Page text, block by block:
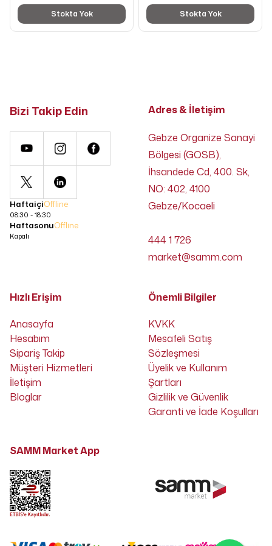
Stokta Yok Stokta Yok
Bizi Takip Edin
HaftaiçiOffline
08:30 - 18:30
HaftasonuOffline
Kapalı
Adres & İletişim
Gebze Organize Sanayi
Bölgesi (GOSB),
İhsandede Cd, 400. Sk,
NO: 402, 4100
Gebze/Kocaeli
444 1 726
market@samm.com
Hızlı Erişim
Anasayfa
Hesabım
Sipariş Takip
Müşteri Hizmetleri
İletişim
Bloglar
Önemli Bilgiler
KVKK
Mesafeli Satış
Sözleşmesi
Üyelik ve Kullanım
Şartları
Gizlilik ve Güvenlik
Garanti ve İade Koşulları
SAMM Market App